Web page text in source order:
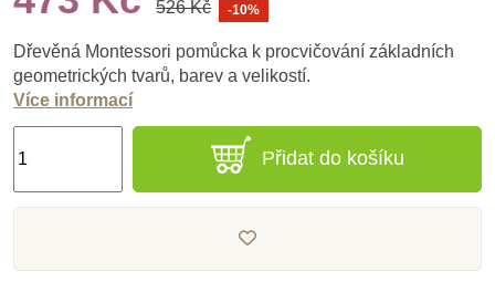
526 Kč -10%
Dřevěná Montessori pomůcka k procvičování základních
geometrických tvarů, barev a velikostí.
Více informací
Přidat do košíku